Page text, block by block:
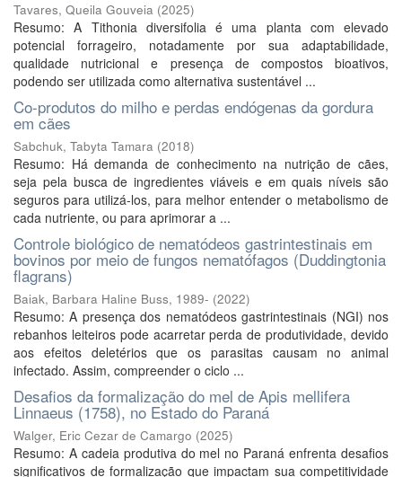
Tavares, Queila Gouveia (2025)
Resumo: A Tithonia diversifolia é uma planta com elevado
potencial forrageiro, notadamente por sua adaptabilidade,
qualidade nutricional e presença de compostos bioativos,
podendo ser utilizada como alternativa sustentável ...
Co-produtos do milho e perdas endógenas da gordura
em cães
Sabchuk, Tabyta Tamara (2018)
Resumo: Há demanda de conhecimento na nutrição de cães,
seja pela busca de ingredientes viáveis e em quais níveis são
seguros para utilizá-los, para melhor entender o metabolismo de
cada nutriente, ou para aprimorar a ...
Controle biológico de nematódeos gastrintestinais em
bovinos por meio de fungos nematófagos (Duddingtonia
flagrans)
Baiak, Barbara Haline Buss, 1989- (2022)
Resumo: A presença dos nematódeos gastrintestinais (NGI) nos
rebanhos leiteiros pode acarretar perda de produtividade, devido
aos efeitos deletérios que os parasitas causam no animal
infectado. Assim, compreender o ciclo ...
Desafios da formalização do mel de Apis mellifera
Linnaeus (1758), no Estado do Paraná
Walger, Eric Cezar de Camargo (2025)
Resumo: A cadeia produtiva do mel no Paraná enfrenta desafios
significativos de formalização que impactam sua competitividade